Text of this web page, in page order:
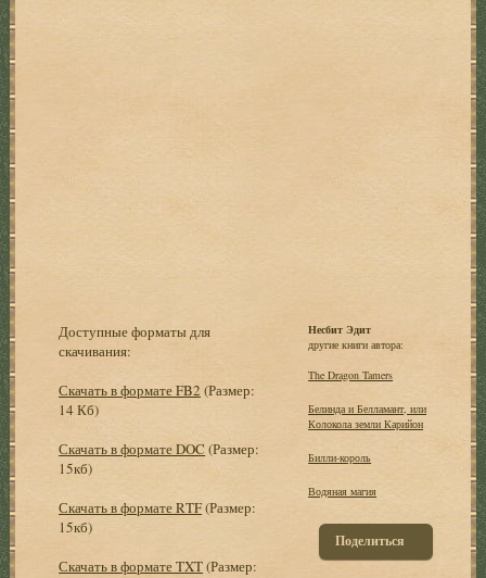
Доступные форматы для
скачивания:
Скачать в формате FB2 (Размер:
14 Кб)
Скачать в формате DOC (Размер:
15кб)
Скачать в формате RTF(Размер:
15кб)
Скачать в формате TXT(Размер:
Несбит Эдит
другие книги автора:
The Dragon Tamers
Белинда и Белламант, или
Колокола земли Карийон
Билли-король
Водяная магия
Поделиться